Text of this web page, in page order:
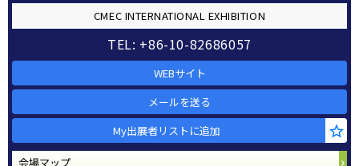
CMEC INTERNATIONAL EXHIBITION
TEL: +86-10-82686057
WEBサイト
メールを送る
My出展者リストに追加
会場マップ